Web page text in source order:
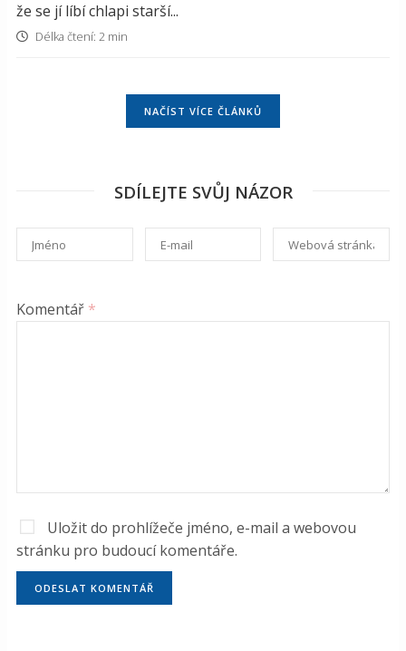
že se jí líbí chlapi starší...
Délka čtení: 2 min
NAČÍST VÍCE ČLÁNKŮ
SDÍLEJTE SVŮJ NÁZOR
Komentář *
Uložit do prohlížeče jméno, e-mail a webovou
stránku pro budoucí komentáře.